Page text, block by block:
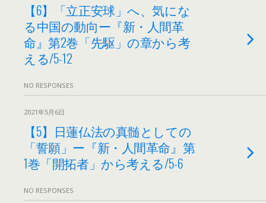
【6】「立正安球」へ、気にな
る中国の動向ー『新・人間革
命』第2巻「先駆」の章から考
える/5-12
NO RESPONSES
2021年5月6日
【5】日蓮仏法の真髄としての
「誓願」ー『新・人間革命』第
1巻「開拓者」から考える/5-6
NO RESPONSES